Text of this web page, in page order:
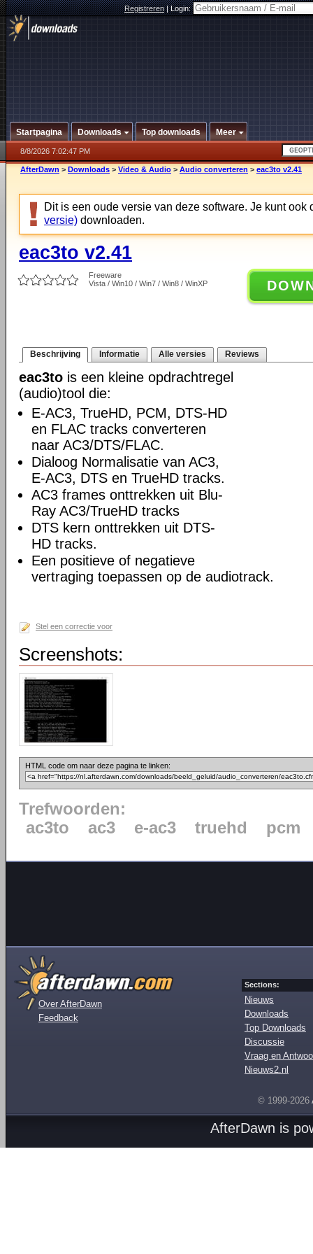
Registreren|Login:
Startpagina Downloads Top downloads Meer
8/8/2026 7:02:47 PM
AfterDawn > Downloads > Video & Audio > Audio converteren > eac3to v2.41
Dit is een oude versie van deze software. Je kunt ook
versie) downloaden.
eac3to v2.41
Freeware
Vista / Win10 / Win7 / Win8 / WinXP
Beschrijving Informatie Alle versies Reviews
eac3to is een kleine opdrachtregel
(audio)tool die:
E-AC3, TrueHD, PCM, DTS-HD
en FLAC tracks converteren
naar AC3/DTS/FLAC.
Dialoog Normalisatie van AC3,
E-AC3, DTS en TrueHD tracks.
AC3 frames onttrekken uit Blu-
Ray AC3/TrueHD tracks
DTS kern onttrekken uit DTS-
HD tracks.
Een positieve of negatieve
vertraging toepassen op de audiotrack.
Stel een correctie voor
Screenshots:
HTML code om naar deze pagina te linken:
Trefwoorden:
ac3to
ac3 e-ac3 truehd pcm
Over AfterDawn
Feedback
Sections:
Nieuws
Downloads
Top Downloads
Discussie
Vraag en
Nieuws2.nl
© 1999-2026
AfterDawn is